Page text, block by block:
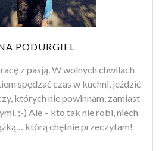
PODURGIEL
z pasją. W wolnych chwilach
spędzać czas w kuchni, jeździć
których nie powinnam, zamiast
;-) Ale – kto tak nie robi, niech
którą chętnie przeczytam!